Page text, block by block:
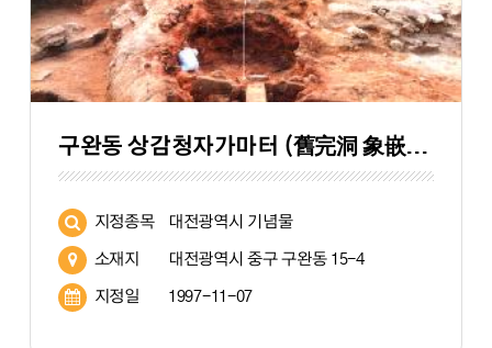
구완동 상감청자가마터 (舊完洞 象嵌靑磁窯址)
지정종목 대전광역시 기념물
소재지 대전광역시 중구 구완동 15-4
지정일 1997-11-07